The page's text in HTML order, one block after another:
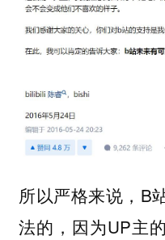
所以严格来说，B
法的，因为UP主